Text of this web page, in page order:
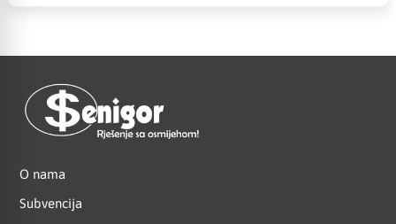
O nama
Subvencija